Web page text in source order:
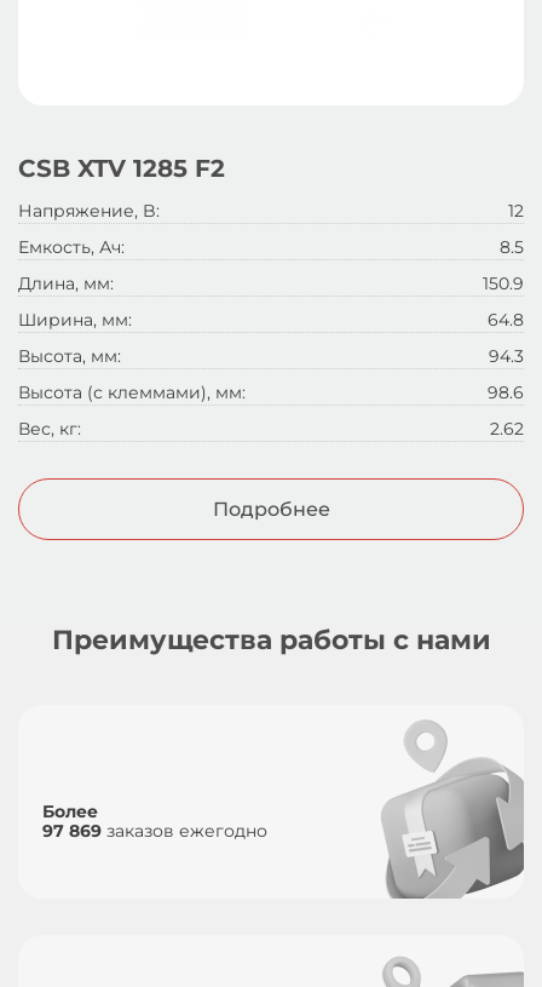
CSB XTV 1285 F2
Напряжение, B:
12
Емкость, Ач:
8.5
Длина, мм:
150.9
Ширина, мм:
64.8
Высота, мм:
94.3
Высота (с клеммами), мм:
98.6
Вес, кг:
2.62
Подробнее
Преимущества работы с нами
Более
97 869 заказов ежегодно